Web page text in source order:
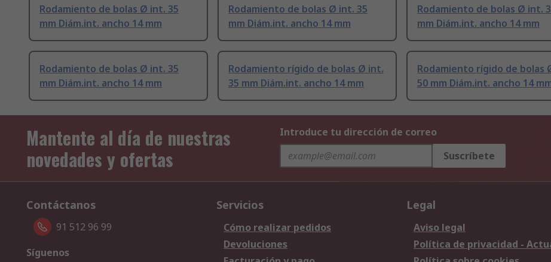
Rodamiento de bolas Ø int. 35
mm Diám.int. ancho 14 mm
Rodamiento de bolas Ø int. 35
mm Diám.int. ancho 14 mm
Rodamiento de bolas Ø int.
mm Diám.int. ancho 14 mm
Rodamiento de bolas Ø int. 35
mm Diám.int. ancho 14 mm
Rodamiento rígido de bolas Ø int.
35 mm Diám.int. ancho 14 mm
Rodamiento rígido de bolas
50 mm Diám.int. ancho 14
Mantente al día de nuestras
novedades y ofertas
Introduce tu dirección de correo
Suscríbete
Contáctanos
91 512 96 99
Síguenos
Servicios
Cómo realizar pedidos
Devoluciones
Legal
Aviso legal
Política de privacidad -